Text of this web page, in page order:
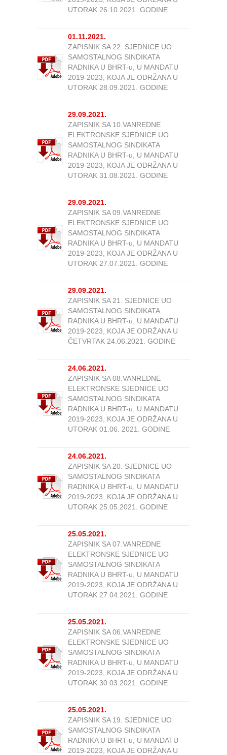
UTORAK 26.10.2021. GODINE
01.11.2021.
ZAPISNIK SA 22. SJEDNICE UO
SAMOSTALNOG SINDIKATA
RADNIKA U BHRT-u, U MANDATU
2019-2023, KOJA JE ODRŽANA U
UTORAK 28.09.2021. GODINE
29.09.2021.
ZAPISNIK SA 10.VANREDNE
ELEKTRONSKE SJEDNICE UO
SAMOSTALNOG SINDIKATA
RADNIKA U BHRT-u, U MANDATU
2019-2023, KOJA JE ODRŽANA U
UTORAK 31.08.2021. GODINE
29.09.2021.
ZAPISNIK SA 09.VANREDNE
ELEKTRONSKE SJEDNICE UO
SAMOSTALNOG SINDIKATA
RADNIKA U BHRT-u, U MANDATU
2019-2023, KOJA JE ODRŽANA U
UTORAK 27.07.2021. GODINE
29.09.2021.
ZAPISNIK SA 21. SJEDNICE UO
SAMOSTALNOG SINDIKATA
RADNIKA U BHRT-u, U MANDATU
2019-2023, KOJA JE ODRŽANA U
ČETVRTAK 24.06.2021. GODINE
24.06.2021.
ZAPISNIK SA 08.VANREDNE
ELEKTRONSKE SJEDNICE UO
SAMOSTALNOG SINDIKATA
RADNIKA U BHRT-u, U MANDATU
2019-2023, KOJA JE ODRŽANA U
UTORAK 01.06. 2021. GODINE
24.06.2021.
ZAPISNIK SA 20. SJEDNICE UO
SAMOSTALNOG SINDIKATA
RADNIKA U BHRT-u, U MANDATU
2019-2023, KOJA JE ODRŽANA U
UTORAK 25.05.2021. GODINE
25.05.2021.
ZAPISNIK SA 07.VANREDNE
ELEKTRONSKE SJEDNICE UO
SAMOSTALNOG SINDIKATA
RADNIKA U BHRT-u, U MANDATU
2019-2023, KOJA JE ODRŽANA U
UTORAK 27.04.2021. GODINE
25.05.2021.
ZAPISNIK SA 06.VANREDNE
ELEKTRONSKE SJEDNICE UO
SAMOSTALNOG SINDIKATA
RADNIKA U BHRT-u, U MANDATU
2019-2023, KOJA JE ODRŽANA U
UTORAK 30.03.2021. GODINE
25.05.2021.
ZAPISNIK SA 19. SJEDNICE UO
SAMOSTALNOG SINDIKATA
RADNIKA U BHRT-u, U MANDATU
2019-2023, KOJA JE ODRŽANA U